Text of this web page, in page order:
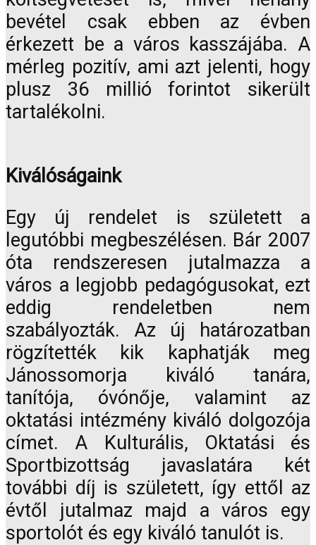
bevétel csak ebben az évben
érkezett be a város kasszájába. A
mérleg pozitív, ami azt jelenti, hogy
plusz 36 millió forintot sikerült
tartalékolni.
Kiválóságaink
Egy új rendelet is született a
legutóbbi megbeszélésen. Bár 2007
óta rendszeresen jutalmazza a
város a legjobb pedagógusokat, ezt
eddig rendeletben nem
szabályozták. Az új határozatban
rögzítették kik kaphatják meg
Jánossomorja kiváló tanára,
tanítója, óvónője, valamint az
oktatási intézmény kiváló dolgozója
címet. A Kulturális, Oktatási és
Sportbizottság javaslatára két
további díj is született, így ettől az
évtől jutalmaz majd a város egy
sportolót és egy kiváló tanulót is.